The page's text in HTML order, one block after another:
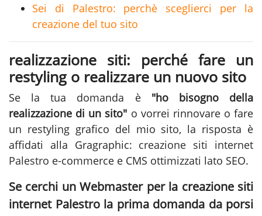
Sei di Palestro: perchè sceglierci per la
creazione del tuo sito
realizzazione siti: perché fare un
restyling o realizzare un nuovo sito
Se la tua domanda è "ho bisogno della
realizzazione di un sito" o vorrei rinnovare o fare
un restyling grafico del mio sito, la risposta è
affidati alla Gragraphic: creazione siti internet
Palestro e-commerce e CMS ottimizzati lato SEO.
Se cerchi un Webmaster per la creazione siti
internet Palestrola prima domanda da porsi